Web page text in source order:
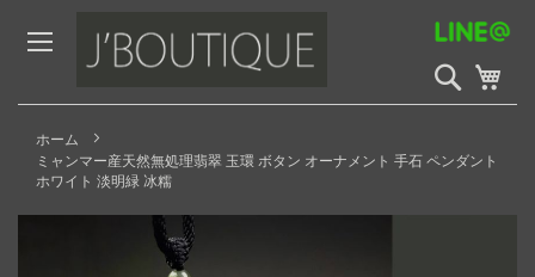
to
Content
検
索
開
ホーム
ミャンマー産天然無処理翡翠 玉環 ボタン オーナメント 手石 ペンダント
ホワイト 淡明緑 冰糯
Skip